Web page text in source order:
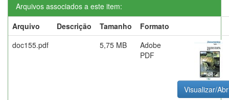
Arquivos associados a este item:
Arquivo
Descrição Tamanho
Formato
doc155.pdf
5,75 MB
Adobe
PDF
Visualizar/